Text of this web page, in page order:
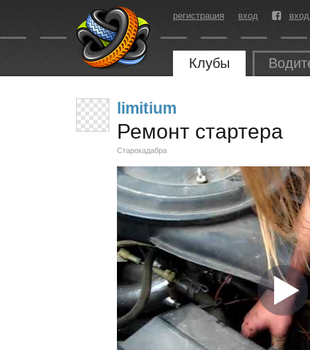
регистрация вход
Клубы
limitium
Ремонт стартера
Старокадабра